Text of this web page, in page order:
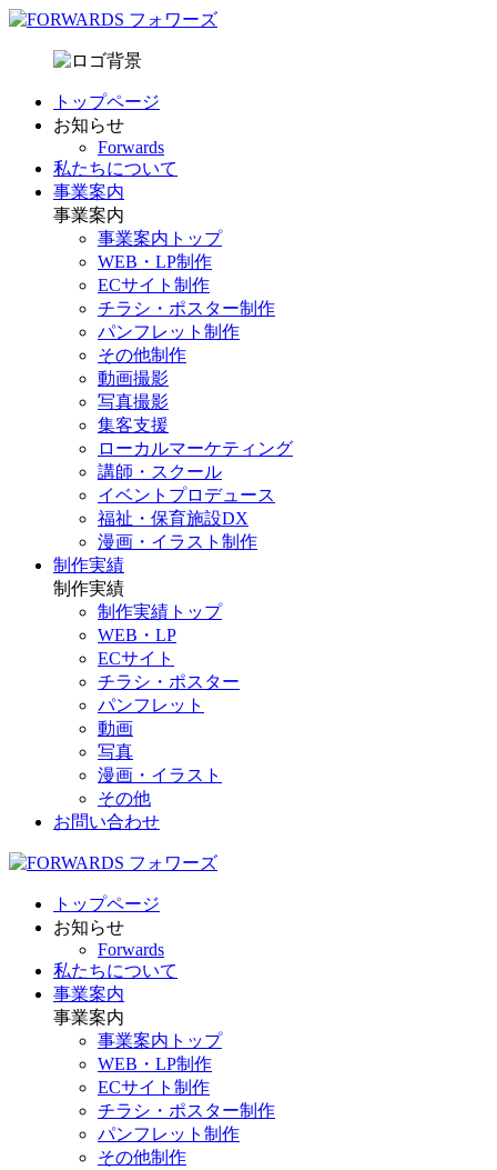
トップページ
お知らせ
Forwards
私たちについて
事業案内
事業案内
事業案内トップ
WEB・LP制作
ECサイト制作
チラシ・ポスター制作
パンフレット制作
その他制作
動画撮影
写真撮影
集客支援
ローカルマーケティング
講師・スクール
イベントプロデュース
福祉・保育施設DX
漫画・イラスト制作
制作実績
制作実績
制作実績トップ
WEB・LP
ECサイト
チラシ・ポスター
パンフレット
動画
写真
漫画・イラスト
その他
お問い合わせ
トップページ
お知らせ
Forwards
私たちについて
事業案内
事業案内
事業案内トップ
WEB・LP制作
ECサイト制作
チラシ・ポスター制作
パンフレット制作
その他制作